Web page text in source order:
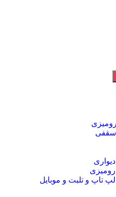
رومیزی
سقفی
رومیزی
لپ تاپ و تلبت و موبایل